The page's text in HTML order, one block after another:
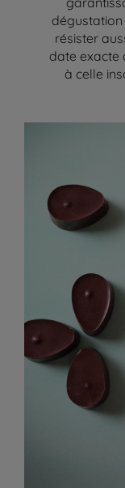
dégustation
résister
date exacte
à celle